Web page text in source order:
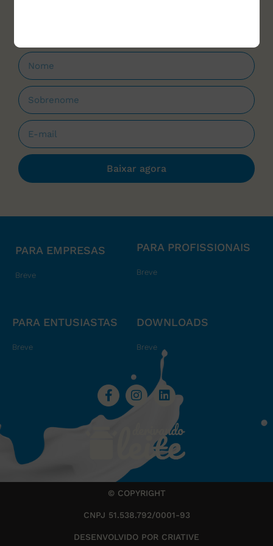
Baixar agora
PARA EMPRESAS
Breve
PARA PROFISSIONAIS
Breve
PARA ENTUSIASTAS
Breve
DOWNLOADS
Breve
© COPYRIGHT
CNPJ 51.538.792/0001-93
DESENVOLVIDO POR CRIATIVE